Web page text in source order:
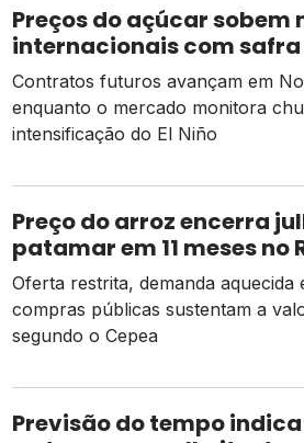
Preços do açúcar sobem
internacionais com safra
apertada
Contratos futuros avançam em
enquanto o mercado monitora
intensificação do El Niño
Preço do arroz encerra
patamar em 11 meses no
Oferta restrita, demanda aquecida
compras públicas sustentam a
segundo o Cepea
Previsão do tempo